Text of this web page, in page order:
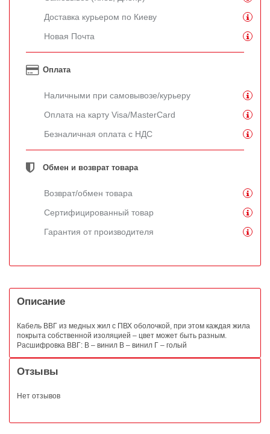
Доставка курьером по Киеву
Новая Почта
Оплата
Наличными при самовывозе/курьеру
Оплата на карту Visa/MasterCard
Безналичная оплата с НДС
Обмен и возврат товара
Возврат/обмен товара
Сертифицированный товар
Гарантия от производителя
Описание
Кабель ВВГ из медных жил с ПВХ оболочкой, при этом каждая жила
покрыта собственной изоляцией – цвет может быть разным.
Расшифровка ВВГ: В – винил В – винил Г – голый
Отзывы
Нет отзывов